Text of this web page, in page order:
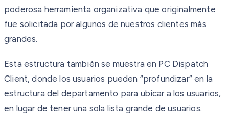
poderosa herramienta organizativa que originalmente
fue solicitada por algunos de nuestros clientes más
grandes.
Esta estructura también se muestra en PC Dispatch
Client, donde los usuarios pueden “profundizar” en la
estructura del departamento para ubicar a los usuarios,
en lugar de tener una sola lista grande de usuarios.